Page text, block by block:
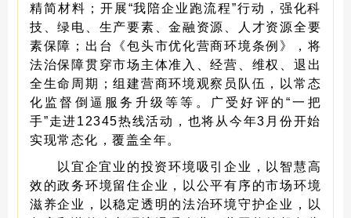
精简材料；开展“我陪企业跑流程”行动，强化科
技、绿电、生产要素、金融资源、人才资源全要
素保障；出台《包头市优化营商环境条例》，将
法治保障贯穿市场主体准入、经营、维权、退出
全生命周期；组建营商环境观察员队伍，以常态
化监督倒逼服务升级等等。广受好评的“一把
手”走进12345热线活动，也将从今年3月份开始
实现常态化，覆盖全年。
以宜企宜业的投资环境吸引企业，以智慧高
效的政务环境留住企业，以公平有序的市场环境
滋养企业，以稳定透明的法治环境守护企业，以